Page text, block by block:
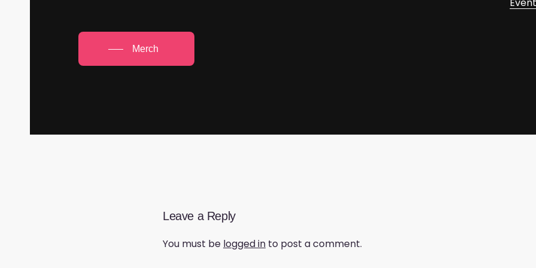
Merch
Leave a Reply
You must be logged in to post a comment.